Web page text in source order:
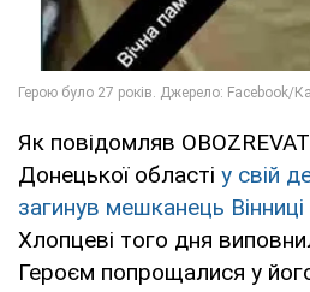
Як повідомляв
Донецької області у свій
загинув мешканець
Хлопцеві того дня
Героєм попрощалися у